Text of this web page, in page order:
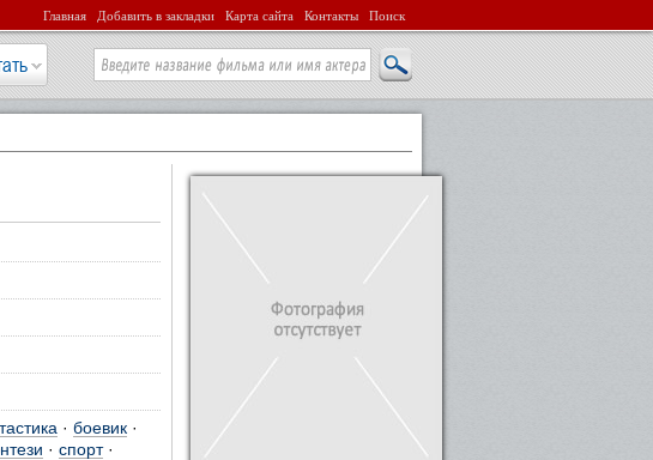
Главная Добавить в закладки Карта сайта Контакты Поиск
· боевик ·
· спорт·